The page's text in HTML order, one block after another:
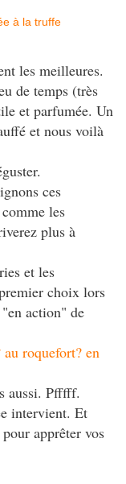
les meilleures.
de temps (très
et parfumée. Un
et nous voilà
ces
les
plus à
et les
choix lors
action" de
au roquefort? en
aussi. Pfffff.
intervient. Et
apprêter vos